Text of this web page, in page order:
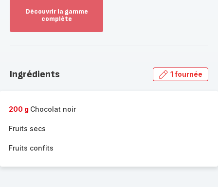
Découvrir la gamme
complète
gamme
Ingrédients 1 fournée
200 g Chocolat noir
Fruits secs
Fruits confits